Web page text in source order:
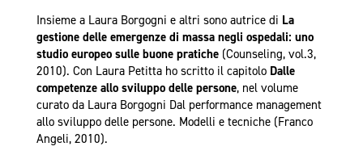
Insieme a Laura Borgogni e altri sono autrice di La
gestione delle emergenze di massa negli ospedali: uno
studio europeo sulle buone pratiche(Counseling, vol.3,
2010). Con Laura Petitta ho scritto il capitolo Dalle
competenze allo sviluppo delle persone, nel volume
curato da Laura Borgogni Dal performance management
allo sviluppo delle persone. Modelli e tecniche (Franco
Angeli, 2010).